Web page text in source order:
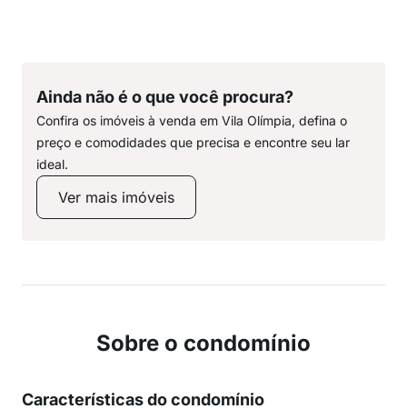
Ainda não é o que você procura?
Confira os imóveis à venda em Vila Olímpia, defina o
preço e comodidades que precisa e encontre seu lar
ideal.
Ver mais imóveis
Sobre o condomínio
Características do condomínio